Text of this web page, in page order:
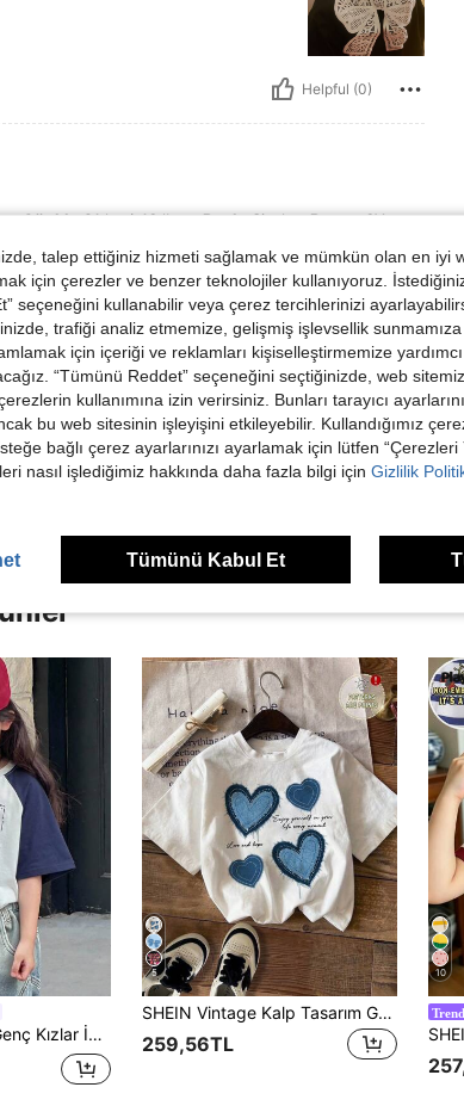
Helpful (0)
kg / 46 lbs, Renk: Siyah, Boyut: 6Y
Ağırlık:21 kg / 46 lbs Renk:Siyah Boyut:6Y
one of the photos
Helpful (0)
Görüntüle
Kısa Kollu Örme Tişört, Yazlık
5
SHEIN Vintage Kalp Tasarım Genç Kız Rahat Basit Yuvarlak Yaka Kısa Kollu Tişört, Yaz İçin Uygun
259,56TL
10
talep ettiğiniz hizmeti sağlamak ve mümkün olan en iyi
için çerezler ve benzer teknolojiler kullanıyoruz.
seçeneğini kullanabilir veya çerez tercihlerinizi
trafiği analiz etmemize, gelişmiş işlevsellik
için içeriği ve reklamları kişiselleştirmemize
“Tümünü Reddet” seçeneğini seçtiğinizde, web
kullanımına izin verirsiniz. Bunları tarayıcı
bu web sitesinin işleyişini etkileyebilir. Kullandığımız
bağlı çerez ayarlarınızı ayarlamak için lütfen “Çerezleri
nasıl işlediğimiz hakkında daha fazla bilgi için Gizlilik
Tümünü Kabul Et